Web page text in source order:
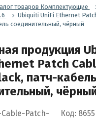
товаров Комплектующие
Ubiquiti UniFi Ethernet
соединительный, чёрный
продукция
Patch
патч-кабель
Patch-
Код: 8655